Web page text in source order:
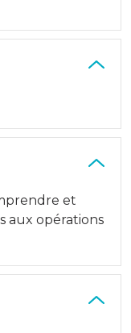
et
aux opérations